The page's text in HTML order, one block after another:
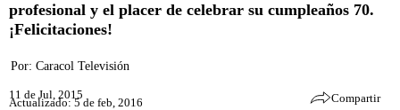
profesional y el placer de celebrar su cumpleaños 70.
¡Felicitaciones!
Por: Caracol Televisión
11 de Jul, 2015
Actualizado: 5 de feb, 2016 Compartir